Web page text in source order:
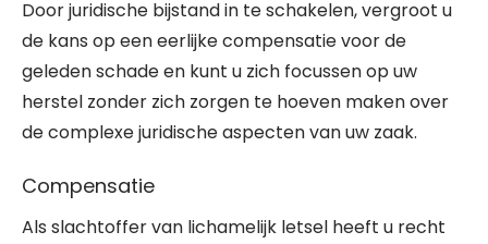
Door juridische bijstand in te schakelen, vergroot u
de kans op een eerlijke compensatie voor de
geleden schade en kunt u zich focussen op uw
herstel zonder zich zorgen te hoeven maken over
de complexe juridische aspecten van uw zaak.
Compensatie
Als slachtoffer van lichamelijk letsel heeft u recht